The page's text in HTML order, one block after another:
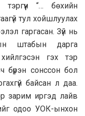
“… бөхийн
тул хойшлуулах
гаргасан. Зүй нь
штабын дарга
хийлгэсэн гэх тэр
бүрэн сонссон бол
байсан л даа.
зарим иргэд лайв
одоо УОК-ынхон